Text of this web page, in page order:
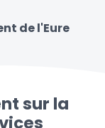
de l'Eure
sur la